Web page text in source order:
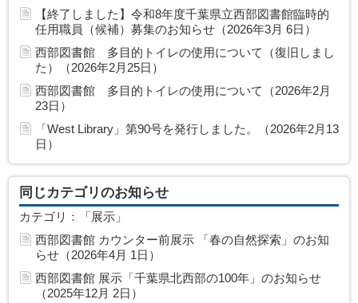
【終了しました】令和8年度千葉県立西部図書館臨時的
任用職員（候補）募集のお知らせ（2026年3月 6日）
西部図書館 多目的トイレの使用について（復旧しまし
た）（2026年2月25日）
西部図書館 多目的トイレの使用について（2026年2月
23日）
「West Library」第90号を発行しました。（2026年2月13
日）
同じカテゴリのお知らせ
カテゴリ：「展示」
西部図書館 カウンター前展示 「春の自然探索」のお知
らせ（2026年4月 1日）
西部図書館 展示「千葉県北西部の100年」のお知らせ
（2025年12月 2日）